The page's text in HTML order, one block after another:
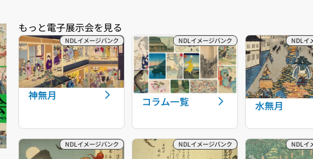
神無月 コラム一覧 水無月